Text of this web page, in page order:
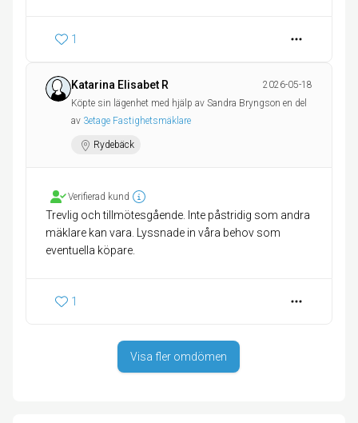
1
Katarina Elisabet R
2026-05-18
Köpte sin lägenhet med hjälp av Sandra Bryngson en del
av 3etage Fastighetsmäklare
Rydebäck
Verifierad kund
Trevlig och tillmötesgående. Inte påstridig som andra
mäklare kan vara. Lyssnade in våra behov som
eventuella köpare.
1
Visa fler omdömen